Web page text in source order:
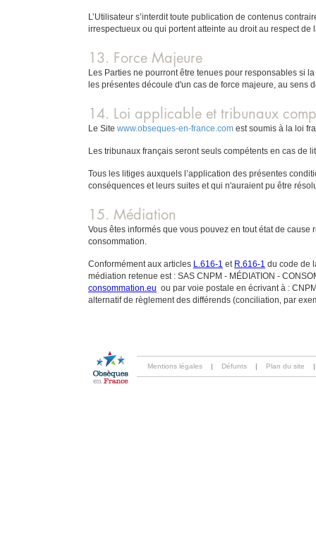
L’Utilisateur s’interdit toute publication de contenus
irrespectueux ou qui portent atteinte au droit au respect de
13. Force Majeure
Les Parties ne pourront être tenues pour responsables si
les présentes découle d'un cas de force majeure, au sens
14. Loi applicable et tribunaux
Le Site www.obseques-en-france.com est soumis à la loi
Les tribunaux français seront seuls compétents en cas de
Tous les litiges auxquels l’application des présentes
conséquences et leurs suites et qui n'auraient pu être
15. Médiation
Vous êtes informés que vous pouvez en tout état de
consommation.
Conformément aux articles L.616-1 et R.616-1 du code de
médiation retenue est : SAS CNPM - MÉDIATION -
consommation.eu ou par voie postale en écrivant à :
alternatif de règlement des différends (conciliation, par
Mentions légales | Défunts | Plan du site |